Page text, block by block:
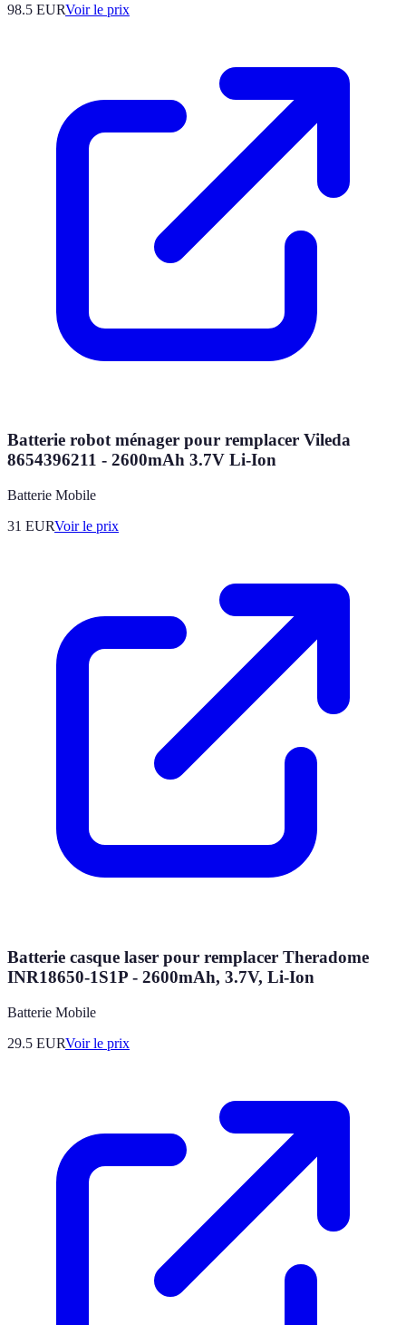
98.5 EURVoir le prix
Batterie robot ménager pour remplacer Vileda
8654396211 - 2600mAh 3.7V Li-Ion
Batterie Mobile
31 EURVoir le prix
Batterie casque laser pour remplacer Theradome
INR18650-1S1P - 2600mAh, 3.7V, Li-Ion
Batterie Mobile
29.5 EURVoir le prix